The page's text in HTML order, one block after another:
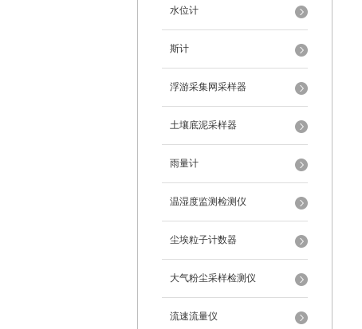
水位计
斯计
浮游采集网采样器
土壤底泥采样器
雨量计
温湿度监测检测仪
尘埃粒子计数器
大气粉尘采样检测仪
流速流量仪